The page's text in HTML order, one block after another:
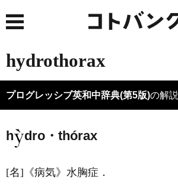
hydrothorax
プログレッシブ英和中辞典(第5版)の解説
h dro・thórax
[名] 《病気》 水胸症 ．